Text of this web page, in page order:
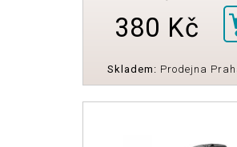
380 Kč
Skladem: Prodejna